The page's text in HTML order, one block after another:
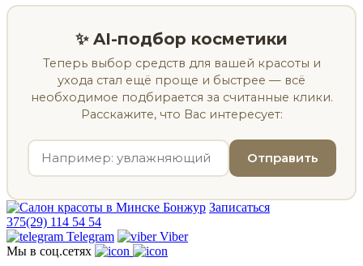
✨ AI-подбор косметики
Теперь выбор средств для вашей красоты и
ухода стал ещё проще и быстрее — всё
необходимое подбирается за считанные клики.
Расскажите, что Вас интересует:
Отправить
Записаться
375(29) 114 54 54
Telegram
Viber
Мы в соц.сетях